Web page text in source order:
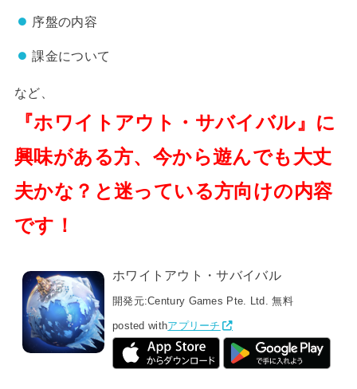
序盤の内容
課金について
など、
『ホワイトアウト・サバイバル』に
興味がある方、今から遊んでも大丈
夫かな？と迷っている方向けの内容
です！
ホワイトアウト・サバイバル
開発元:Century Games Pte. Ltd. 無料
posted withアプリーチ